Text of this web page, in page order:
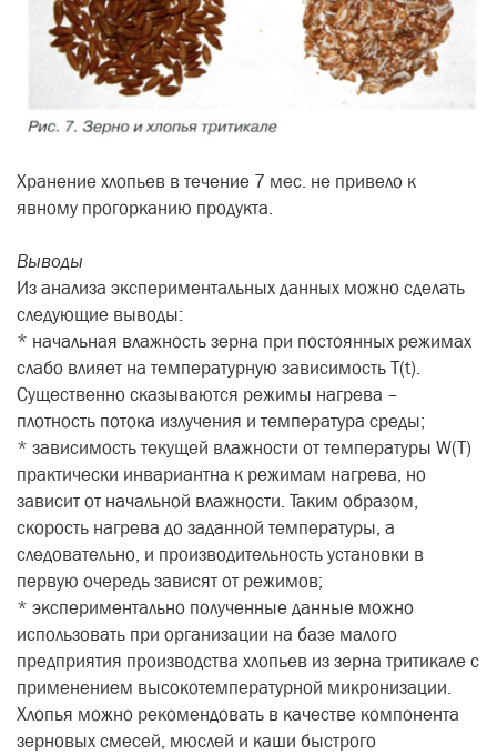
Хранение хлопьев в течение 7 мес. не привело к
явному прогорканию продукта.
Выводы
Из анализа экспериментальных данных можно сделать
следующие выводы:
* начальная влажность зерна при постоянных режимах
слабо влияет на температурную зависимость T(t).
Существенно сказываются режимы нагрева –
плотность потока излучения и температура среды;
* зависимость текущей влажности от температуры W(T)
практически инвариантна к режимам нагрева, но
зависит от начальной влажности. Таким образом,
скорость нагрева до заданной температуры, а
следовательно, и производительность установки в
первую очередь зависят от режимов;
* экспериментально полученные данные можно
использовать при организации на базе малого
предприятия производства хлопьев из зерна тритикале с
применением высокотемпературной микронизации.
Хлопья можно рекомендовать в качестве компонента
зерновых смесей, мюслей и каши быстрого